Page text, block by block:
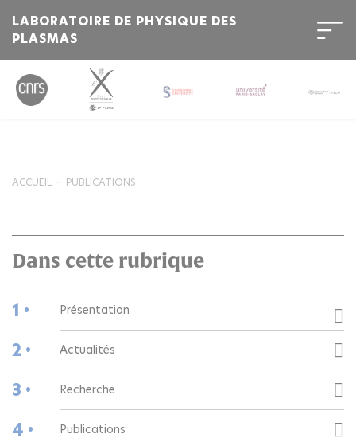
LABORATOIRE DE PHYSIQUE DES
PLASMAS
ACCUEIL PUBLICATIONS
Dans cette rubrique
1 • Présentation
2 • Actualités
3 • Recherche
4 • Publications